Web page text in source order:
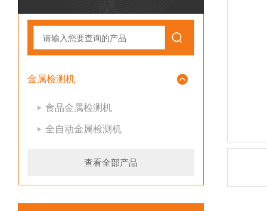
金属检测机
食品金属检测机
全自动金属检测机
查看全部产品